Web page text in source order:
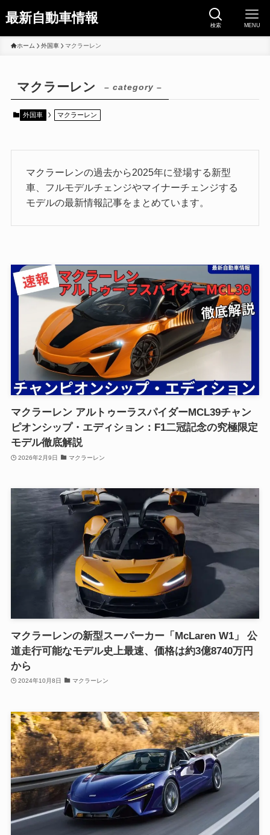
最新自動車情報 検索 MENU
ホーム 外国車 マクラーレン
マクラーレン – category –
外国車 マクラーレン
マクラーレンの過去から2025年に登場する新型
車、フルモデルチェンジやマイナーチェンジする
モデルの最新情報記事をまとめています。
マクラーレン アルトゥーラスパイダーMCL39チャン
ピオンシップ・エディション：F1二冠記念の究極限定
モデル徹底解説
2026年2月9日 マクラーレン
マクラーレンの新型スーパーカー「McLaren W1」 公
道走行可能なモデル史上最速、価格は約3億8740万円
から
2024年10月8日 マクラーレン